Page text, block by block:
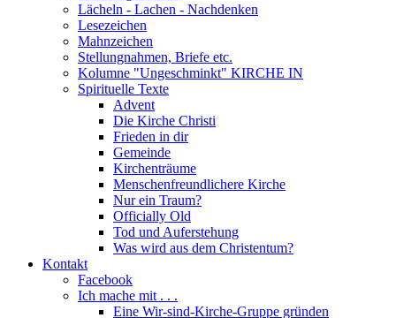
Lächeln - Lachen - Nachdenken
Lesezeichen
Mahnzeichen
Stellungnahmen, Briefe etc.
Kolumne "Ungeschminkt" KIRCHE IN
Spirituelle Texte
Advent
Die Kirche Christi
Frieden in dir
Gemeinde
Kirchenträume
Menschenfreundlichere Kirche
Nur ein Traum?
Officially Old
Tod und Auferstehung
Was wird aus dem Christentum?
Kontakt
Facebook
Ich mache mit . . .
Eine Wir-sind-Kirche-Gruppe gründen